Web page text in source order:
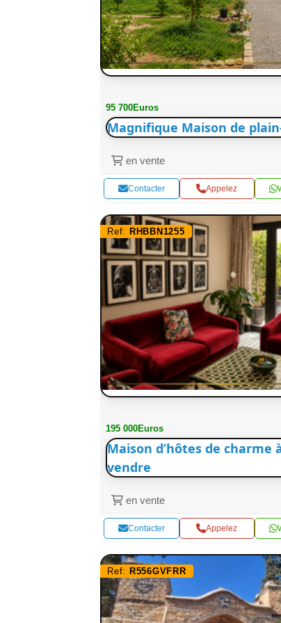
95 700Euros
Magnifique Maison de
en vente
Contacter Appelez
Ref: RHBBN1255
195 000Euros
Maison d’hôtes de charme
vendre
en vente
Contacter Appelez
Ref: R556GVFRR